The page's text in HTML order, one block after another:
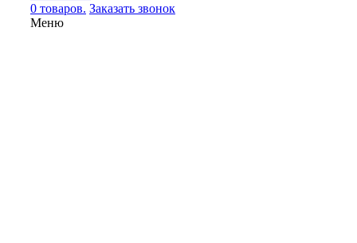
0 товаров. Заказать звонок
Меню